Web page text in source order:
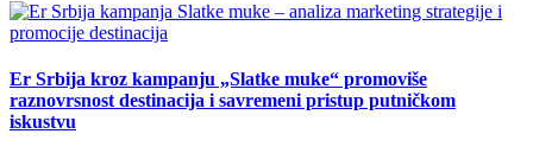
Er Srbija kroz kampanju „Slatke muke“ promoviše
raznovrsnost destinacija i savremeni pristup putničkom
iskustvu